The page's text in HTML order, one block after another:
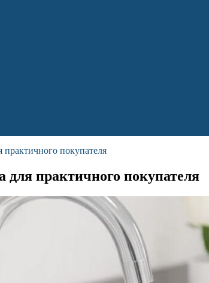
покупателя
практичного покупателя